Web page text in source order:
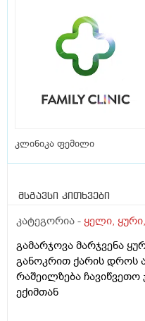
კლინიკა ფემილი
მსგავსი კითხვები
კატეგორია - ყელი,
გამარჯოვა მარჯვენა
განოკრით ქარის დროს
რაშეილზება
ექიმთან